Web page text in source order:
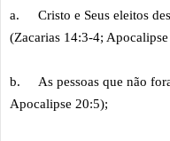
a.
Cristo e Seus eleitos
(Zacarias 14:3-4;
b.
As pessoas que não
Apocalipse 20:5);